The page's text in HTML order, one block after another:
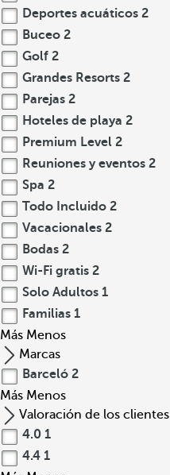
Deportes acuáticos 2
Buceo 2
Golf 2
Grandes Resorts 2
Parejas 2
Hoteles de playa 2
Premium Level 2
Reuniones y eventos 2
Spa 2
Todo Incluido 2
Vacacionales 2
Bodas 2
Wi-Fi gratis 2
Solo Adultos 1
Familias 1
Más Menos
Marcas
Barceló 2
Más Menos
Valoración de los clientes
4.0 1
4.4 1